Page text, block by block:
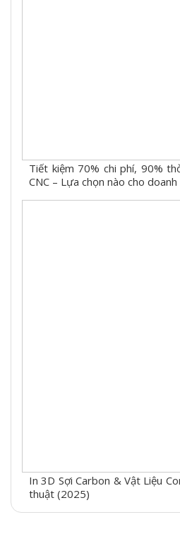
Tiết kiệm 70% chi phí, 90%
CNC – Lựa chọn nào cho
In 3D Sợi Carbon & Vật Liệu
thuật (2025)